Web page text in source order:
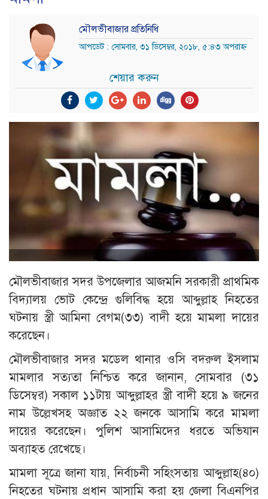
মৌলভীবাজার প্রতিনিধি
আপডেট : সোমবার, ৩১ ডিসেম্বর, ২০১৮, ৫:৪৩ অপরাহ্ন
শেয়ার করুন
মৌলভীবাজার সদর উপজেলার আজমনি সরকারী প্রাথমিক
বিদ্যালয় ভোট কেন্দ্রে গুলিবিদ্ধ হয়ে আব্দুল্লাহ নিহতের
ঘটনায় স্ত্রী আমিনা বেগম(৩৩) বাদী হয়ে মামলা দায়ের
করেছেন।
মৌলভীবাজার সদর মডেল থানার ওসি বদরুল ইসলাম
মামলার সত্যতা নিশ্চিত করে জানান, সোমবার (৩১
ডিসেম্বর) সকাল ১১টায় আব্দুল্লাহর স্ত্রী বাদী হয়ে ৯ জনের
নাম উল্লেখসহ অজ্ঞাত ২২ জনকে আসামি করে মামলা
দায়ের করেছেন। পুলিশ আসামিদের ধরতে অভিযান
অব্যাহত রেখেছে।
মামলা সূত্রে জানা যায়, নির্বাচনী সহিংসতায় আব্দুল্লাহ(৪০)
নিহতের ঘটনায় প্রধান আসামি করা হয় জেলা বিএনপির